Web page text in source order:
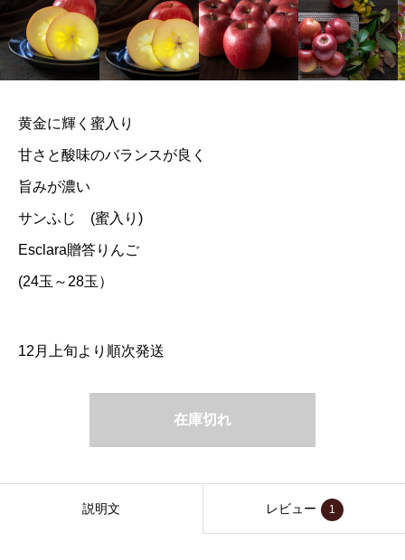
黄金に輝く蜜入り
甘さと酸味のバランスが良く
旨みが濃い
サンふじ (蜜入り)
Esclara贈答りんご
(24玉～28玉）
12月上旬より順次発送
在庫切れ
説明文 レビュー 1